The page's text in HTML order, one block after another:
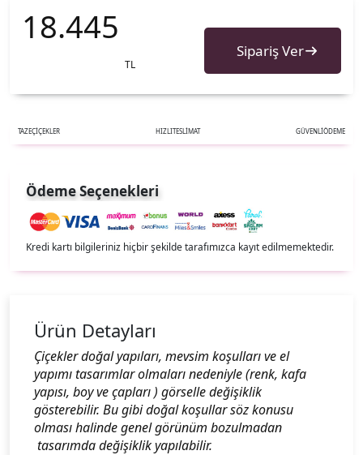
18.445
TL
Sipariş Ver
TAZEÇİÇEKLER HIZLITESLİMAT GÜVENLİÖDEME
Ödeme Seçenekleri
Kredi kartı bilgileriniz hiçbir şekilde tarafımızca kayıt edilmemektedir.
Ürün Detayları
Çiçekler doğal yapıları, mevsim koşulları ve el
yapımı tasarımlar olmaları nedeniyle (renk, kafa
yapısı, boy ve çapları ) görselle değişiklik
gösterebilir. Bu gibi doğal koşullar söz konusu
olması halinde genel görünüm bozulmadan
tasarımda değişiklik yapılabilir.